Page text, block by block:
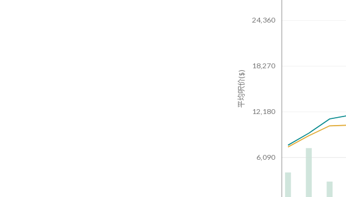
24,360
18,270
12,180
6,090
平均呎价($)